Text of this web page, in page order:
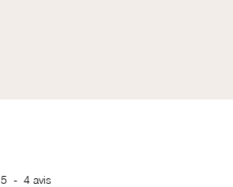
5 - 4 avis